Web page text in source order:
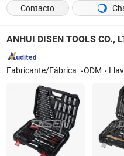
Contacto
ANHUI DISEN TOOLS CO.,
Fabricante/Fábrica ODM